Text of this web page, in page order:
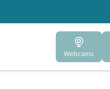
Webcams